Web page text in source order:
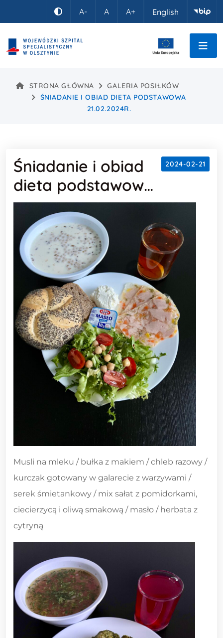
Kontrast
A- A A+ English
STRONA GŁÓWNA
GALERIA POSIŁKÓW
ŚNIADANIE I OBIAD DIETA PODSTAWOWA
21.02.2024R.
2024-02-21
Śniadanie i obiad
dieta podstawowa
21.02.2024r.
Musli na mleku / bułka z makiem / chleb razowy /
kurczak gotowany w galarecie z warzywami /
serek śmietankowy / mix sałat z pomidorkami,
ciecierzycą i oliwą smakową / masło / herbata z
cytryną